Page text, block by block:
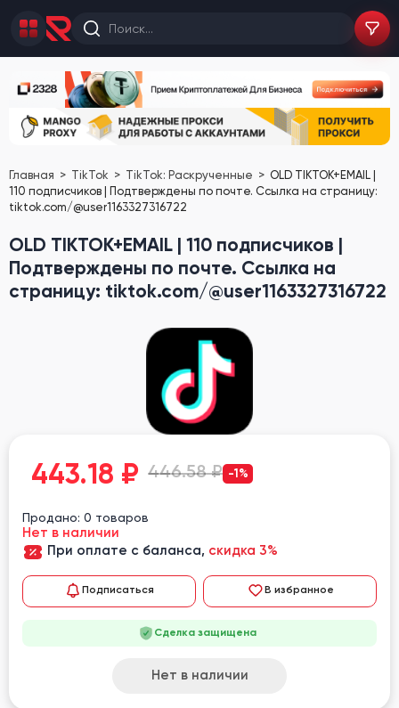
Главная TikTok TikTok: Раскрученные
OLD TIKTOK+EMAIL |
110 подписчиков | Подтверждены по почте. Ссылка на страницу:
tiktok.com/@user1163327316722
OLD TIKTOK+EMAIL | 110 подписчиков |
Подтверждены по почте. Ссылка на
страницу: tiktok.com/@user1163327316722
443.18 ₽ 446.58 ₽ -1%
Продано: 0 товаров
Нет в наличии
При оплате с баланса, скидка 3%
Подписаться В избранное
Сделка защищена
Нет в наличии